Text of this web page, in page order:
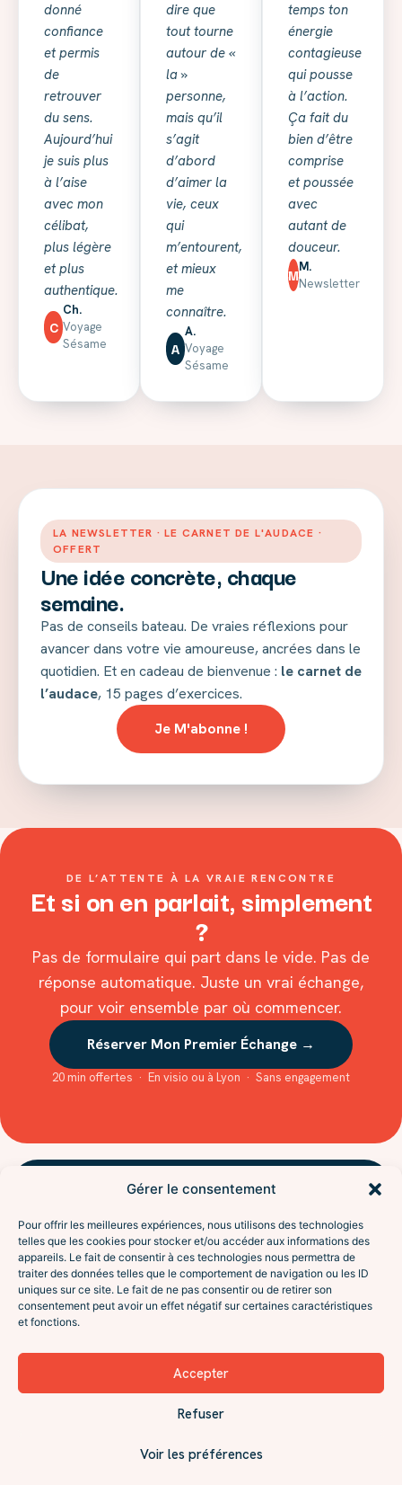
Gérer le consentement
Pour offrir les meilleures expériences, nous utilisons des technologies
telles que les cookies pour stocker et/ou accéder aux informations des
appareils. Le fait de consentir à ces technologies nous permettra de
traiter des données telles que le comportement de navigation ou les ID
uniques sur ce site. Le fait de ne pas consentir ou de retirer son
consentement peut avoir un effet négatif sur certaines caractéristiques
et fonctions.
Accepter
Refuser
Voir les préférences
donné
confiance
et permis
de
retrouver
du sens.
Aujourd’hui
je suis plus
à l’aise
avec mon
célibat,
plus légère
et plus
authentique.
C
Ch.
Voyage
Sésame
dire que
tout tourne
autour de «
la »
personne,
mais qu’il
s’agit
d’abord
d’aimer la
vie, ceux
qui
m’entourent,
et mieux
me
connaître.
A
A.
Voyage
Sésame
temps ton
énergie
contagieuse
qui pousse
à l’action.
Ça fait du
bien d’être
comprise
et poussée
avec
autant de
douceur.
MM.
Newsletter
LA NEWSLETTER · LE CARNET DE L'AUDACE ·
OFFERT
Une idée concrète, chaque
semaine.
Pas de conseils bateau. De vraies réflexions pour
avancer dans votre vie amoureuse, ancrées dans le
quotidien. Et en cadeau de bienvenue : le carnet de
l’audace, 15 pages d’exercices.
Je M'abonne !
DE L’ATTENTE À LA VRAIE RENCONTRE
Et si on en parlait, simplement
?
Pas de formulaire qui part dans le vide. Pas de
réponse automatique. Juste un vrai échange,
pour voir ensemble par où commencer.
Réserver Mon Premier Échange →
20 min offertes · En visio ou à Lyon · Sans engagement
Sésame
De l’attente à la vraie
rencontre. Coaching en
relation amoureuse, pour
relation. En visio ou à Lyon.
Réserver Un Échange
NAVIGUER
Accompagnements
À propos
Interventions
Le programme Excursion
Contact
SUIVRE
Facebook
LinkedIn
© 2019 — 2026 l'aventure Sésame · Marie-Liesse Malbrancke